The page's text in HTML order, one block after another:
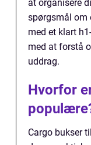
at organisere
spørgsmål om
med et klart
med at forstå
uddrag.
Hvorfor
Cargo bukser